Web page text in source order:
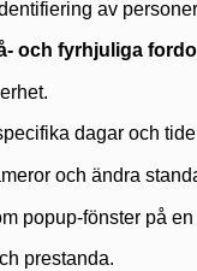
av
och fyrhjuliga
dagar och
och ändra
popup-fönster på
prestanda.